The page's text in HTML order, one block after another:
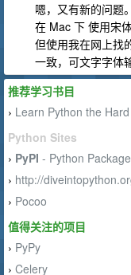
嗯，又有新的问题。
在 Mac 下 使用宋
但使用我在网上找
一致，可文字字体
推荐学习书目
› Learn Python the
Python Sites
› PyPI - Python
› http://
› Pocoo
值得关注的项目
› PyPy
› Celery